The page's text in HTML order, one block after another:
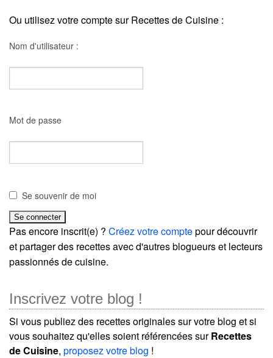
Ou utilisez votre compte sur Recettes de Cuisine :
Nom d'utilisateur :
Mot de passe
Se souvenir de moi
Pas encore inscrit(e) ? Créez votre comptepour découvrir
et partager des recettes avec d'autres blogueurs et lecteurs
passionnés de cuisine.
Inscrivez votre blog !
Si vous publiez des recettes originales sur votre blog et si
vous souhaitez qu'elles soient référencées surRecettes
de Cuisine, proposez votre blog !